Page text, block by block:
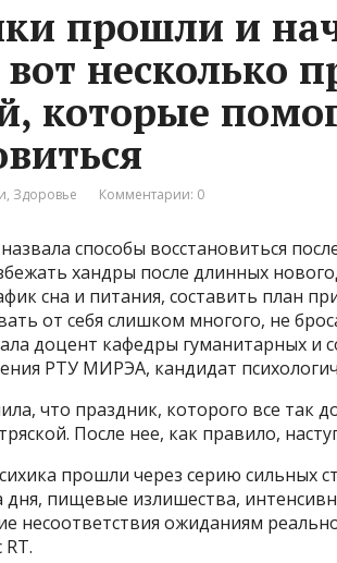
прошли и
несколько
которые
, Здоровье Комментарии: 0
способы восстановиться
хандры после длинных
сна и питания, составить план
от себя слишком многого, не
доцент кафедры гуманитарных и
РТУ МИРЭА, кандидат
что праздник, которого все так
После нее, как правило,
прошли через серию сильных
пищевые излишества,
несоответствия ожиданиям